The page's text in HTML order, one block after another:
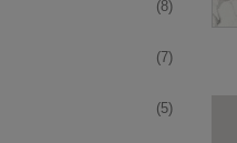
(8)
(7)
(5)